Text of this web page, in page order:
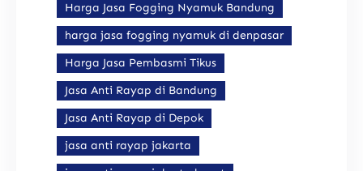
Harga Jasa Fogging Nyamuk Bandung
harga jasa fogging nyamuk di denpasar
Harga Jasa Pembasmi Tikus
Jasa Anti Rayap di Bandung
Jasa Anti Rayap di Depok
jasa anti rayap jakarta